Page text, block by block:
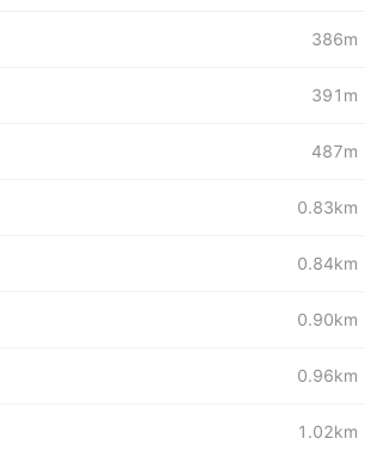
386m
391m
487m
0.83km
0.84km
0.90km
0.96km
1.02km